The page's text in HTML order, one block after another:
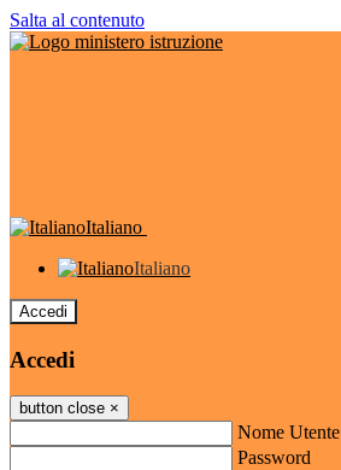
Salta al contenuto
Italiano
Italiano
Accedi
Accedi
button close ×
Nome Utente
Password